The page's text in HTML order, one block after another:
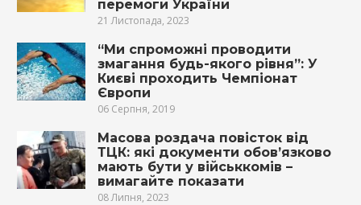
перемоги України
21 Листопада, 2023
“Ми спроможні проводити
змагання будь-якого рівня”: У
Києві проходить Чемпіонат
Європи
06 Серпня, 2019
Масова роздача повісток від
ТЦК: які документи обов’язково
мають бути у військкомів –
вимагайте показати
08 Липня, 2023